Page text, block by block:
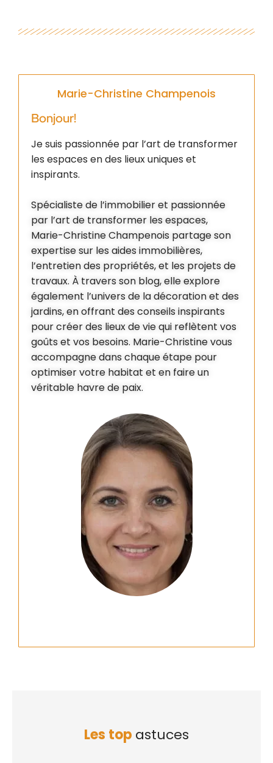
Marie-Christine Champenois
Bonjour!
Je suis passionnée par l’art de transformer
les espaces en des lieux uniques et
inspirants.
Spécialiste de l’immobilier et passionnée
par l’art de transformer les espaces,
Marie-Christine Champenois partage son
expertise sur les aides immobilières,
l’entretien des propriétés, et les projets de
travaux. À travers son blog, elle explore
également l’univers de la décoration et des
jardins, en offrant des conseils inspirants
pour créer des lieux de vie qui reflètent vos
goûts et vos besoins. Marie-Christine vous
accompagne dans chaque étape pour
optimiser votre habitat et en faire un
véritable havre de paix.
Les top astuces